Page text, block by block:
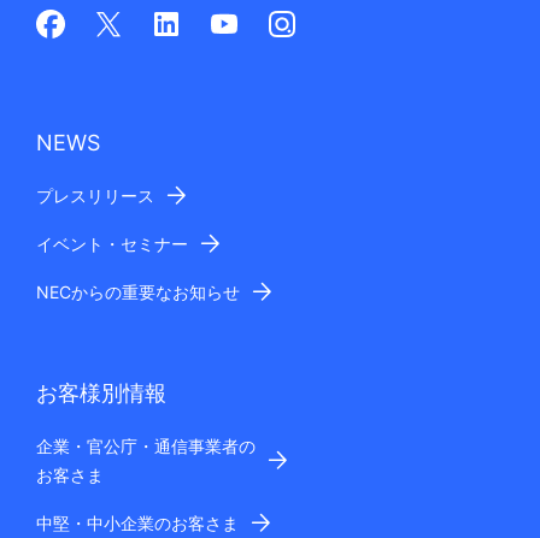
NEWS
プレスリリース
イベント・セミナー
NECからの重要なお知らせ
お客様別情報
企業・官公庁・通信事業者の
お客さま
中堅・中小企業のお客さま